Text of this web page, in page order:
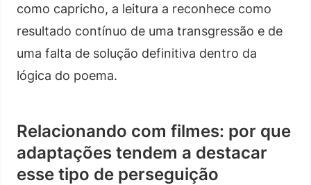
como capricho, a leitura a reconhece como
resultado contínuo de uma transgressão e de
uma falta de solução definitiva dentro da
lógica do poema.
Relacionando com filmes: por que
adaptações tendem a destacar
esse tipo de perseguição